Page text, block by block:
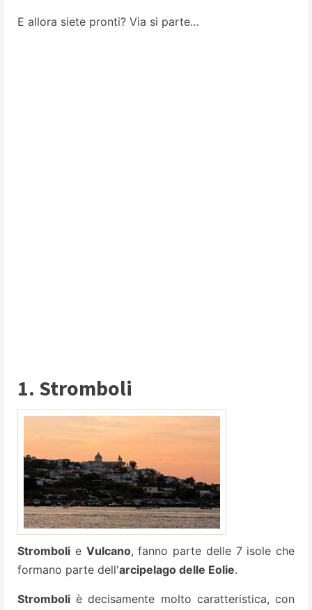
E allora siete pronti? Via si parte…
1. Stromboli
Stromboli e Vulcano, fanno parte delle 7 isole che
formano parte dell'arcipelago delle Eolie.
Stromboli è decisamente molto caratteristica, con